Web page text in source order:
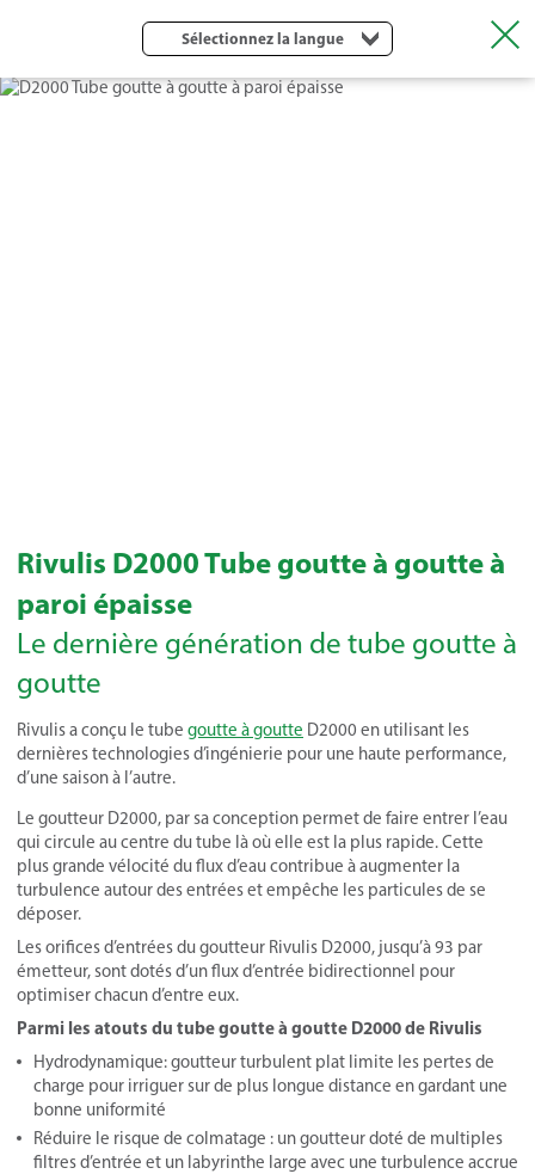
Sélectionnez la langue
Rivulis D2000 Tube goutte à goutte à
paroi épaisse
Le dernière génération de tube goutte à
goutte
Rivulis a conçu le tube goutte à goutte D2000 en utilisant les
dernières technologies d’ingénierie pour une haute performance,
d’une saison à l’autre.
Le goutteur D2000, par sa conception permet de faire entrer l’eau
qui circule au centre du tube là où elle est la plus rapide. Cette
plus grande vélocité du flux d’eau contribue à augmenter la
turbulence autour des entrées et empêche les particules de se
déposer.
Les orifices d’entrées du goutteur Rivulis D2000, jusqu’à 93 par
émetteur, sont dotés d’un flux d’entrée bidirectionnel pour
optimiser chacun d’entre eux.
Parmi les atouts du tube goutte à goutte D2000 de Rivulis
Hydrodynamique: goutteur turbulent plat limite les pertes de
charge pour irriguer sur de plus longue distance en gardant une
bonne uniformité
Réduire le risque de colmatage : un goutteur doté de multiples
filtres d’entrée et un labyrinthe large avec une turbulence accrue